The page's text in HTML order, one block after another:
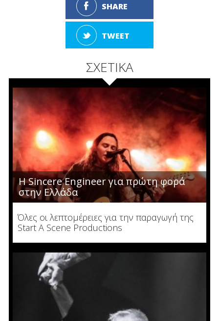
SHARE
TWEET
ΣΧΕΤΙΚΑ
Η Sincere Engineer για πρώτη φορά
στην Ελλάδα
Όλες οι λεπτομέρειες για την παραγωγή της
Start A Scene Productions